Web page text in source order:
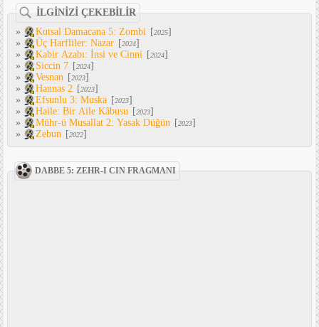
İLGİNİZİ ÇEKEBİLİR
»
Kutsal Damacana 5: Zombi [2025]
»
Üç Harfliler: Nazar [2024]
»
Kabir Azabı: İnsi ve Cinni [2024]
»
Siccin 7 [2024]
»
Vesnan [2023]
»
Hannas 2 [2023]
»
Efsunlu 3: Muska [2023]
»
Haile: Bir Aile Kâbusu [2023]
»
Mühr-ü Musallat 2: Yasak Düğün [2023]
»
Zebun [2022]
DABBE 5: ZEHR-I CIN FRAGMANI